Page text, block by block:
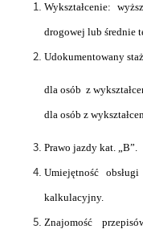
Wykształcenie:
drogowej lub średnie
Udokumentowany
dla osób z
dla osób z
Prawo jazdy kat. „B”.
Umiejętność
kalkulacyjny.
Znajomość